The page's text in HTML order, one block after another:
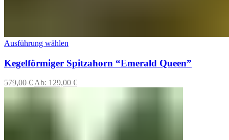
Ausführung wählen
Kegelförmiger Spitzahorn “Emerald Queen”
579,00€ Ab: 129,00 €